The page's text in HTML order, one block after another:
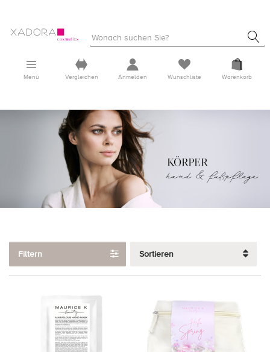
Menü Vergleichen Anmelden Wunschliste Warenkorb
Filtern Sortieren